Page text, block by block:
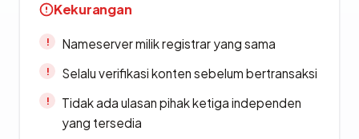
Kekurangan
Nameserver milik registrar yang sama
Selalu verifikasi konten sebelum bertransaksi
Tidak ada ulasan pihak ketiga independen
yang tersedia